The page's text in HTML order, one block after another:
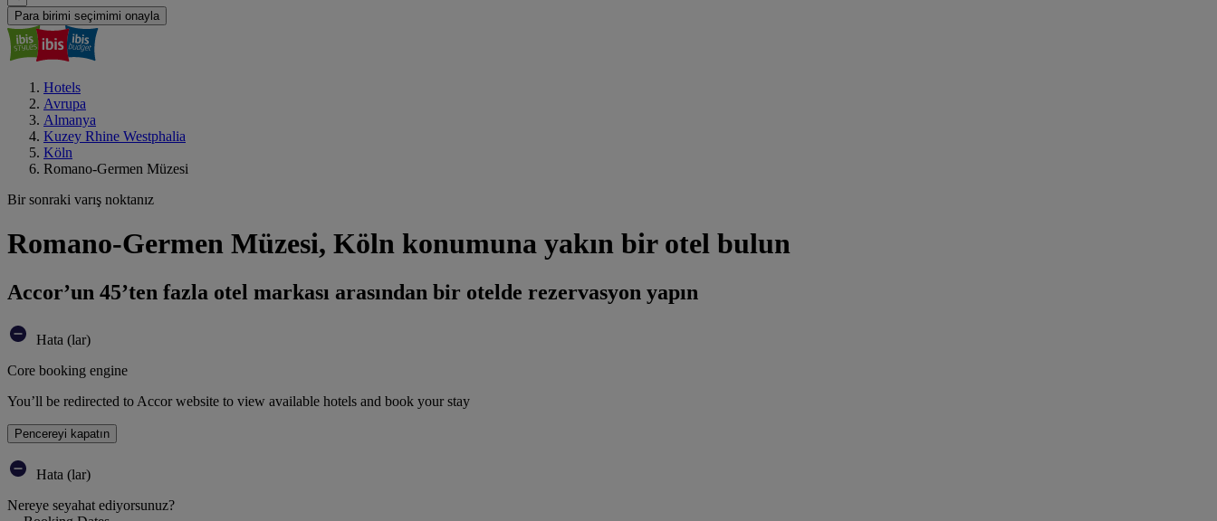
Para birimi seçimimi onayla
Hotels
Avrupa
Almanya
Kuzey Rhine Westphalia
Köln
Romano-Germen Müzesi
Bir sonraki varış noktanız
Romano-Germen Müzesi, Köln konumuna yakın bir otel bulun
Accor’un 45’ten fazla otel markası arasından bir otelde rezervasyon yapın
Hata (lar)
Core booking engine
You’ll be redirected to Accor website to view available hotels and book your stay
Pencereyi kapatın
Hata (lar)
Nereye seyahat ediyorsunuz?